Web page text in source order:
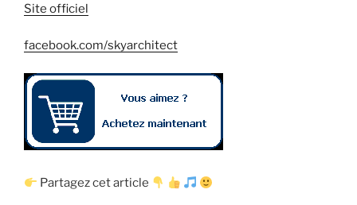
Site officiel
facebook.com/skyarchitect
Partagez cet article